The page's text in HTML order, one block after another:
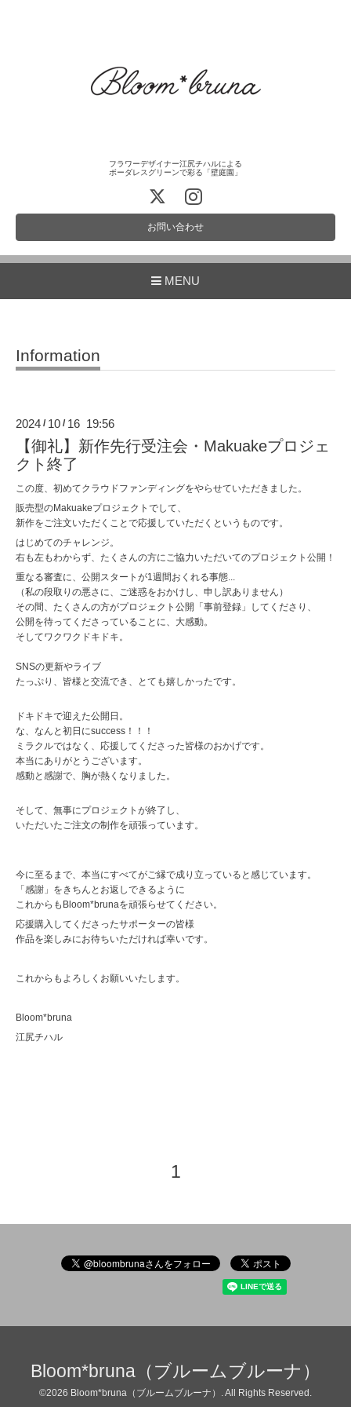
フラワーデザイナー江尻チハルによる
ボーダレスグリーンで彩る「壁庭園」
お問い合わせ
MENU
Information
2024 / 10 / 16 19:56
【御礼】新作先行受注会・Makuakeプロジェ
クト終了
この度、初めてクラウドファンディングをやらせていただきました。
販売型のMakuakeプロジェクトでして、
新作をご注文いただくことで応援していただくというものです。
はじめてのチャレンジ。
右も左もわからず、たくさんの方にご協力いただいてのプロジェクト公開！
重なる審査に、公開スタートが1週間おくれる事態...
（私の段取りの悪さに、ご迷惑をおかけし、申し訳ありません）
その間、たくさんの方がプロジェクト公開「事前登録」してくださり、
公開を待ってくださっていることに、大感動。
そしてワクワクドキドキ。
SNSの更新やライブ
たっぷり、皆様と交流でき、とても嬉しかったです。
ドキドキで迎えた公開日。
な、なんと初日にsuccess！！！
ミラクルではなく、応援してくださった皆様のおかげです。
本当にありがとうございます。
感動と感謝で、胸が熱くなりました。
そして、無事にプロジェクトが終了し、
いただいたご注文の制作を頑張っています。
今に至るまで、本当にすべてがご縁で成り立っていると感じています。
「感謝」をきちんとお返しできるように
これからもBloom*brunaを頑張らせてください。
応援購入してくださったサポーターの皆様
作品を楽しみにお待ちいただければ幸いです。
これからもよろしくお願いいたします。
Bloom*bruna
江尻チハル
1
Bloom*bruna（ブルームブルーナ）
©2026 Bloom*bruna（ブルームブルーナ） . All Rights Reserved.